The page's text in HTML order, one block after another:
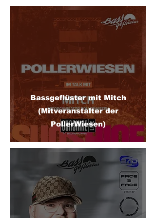
Bassgeflüster mit Mitch
(Mitveranstalter der
PollerWiesen)